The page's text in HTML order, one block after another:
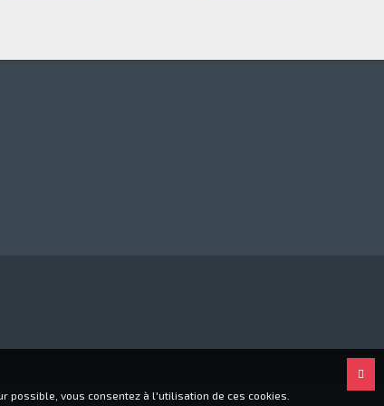
vous consentez à l'utilisation de ces cookies.